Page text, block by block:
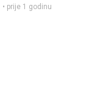
• prije 1 godinu